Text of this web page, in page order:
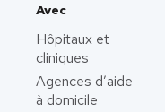
Avec
Hôpitaux et
cliniques
Agences d’aide
à domicile